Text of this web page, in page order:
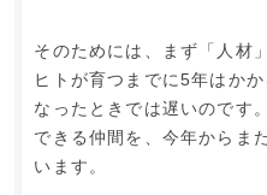
そのためには、まず「人材
ヒトが育つまでに5年はか
なったときでは遅いのです
できる仲間を、今年からま
います。